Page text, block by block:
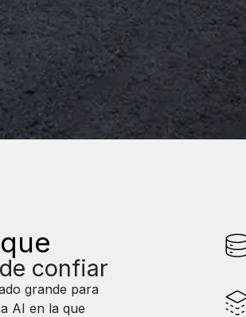
confiar
grande para
AI en la que